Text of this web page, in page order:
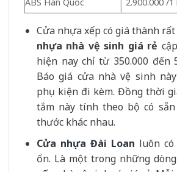
ABS Hàn Quốc
2.900.000 /1
Cửa nhựa xếp có giá thành rất
nhựa nhà vệ sinh giá rẻ
hiện nay chỉ từ 350.000 đến
Báo giá cửa nhà vệ sinh
phụ kiện đi kèm. Đồng thời
tắm này tính theo bộ có
thước khác nhau.
Cửa nhựa Đài Loan luôn
ổn. Là một trong những dòng